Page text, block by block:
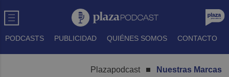
PODCASTS PUBLICIDAD QUIÉNES SOMOS CONTACTO
Plazapodcast Nuestras Marcas